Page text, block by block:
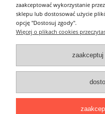
Łatwy dojazd z Sopotu,
ONELED, ul.
zaakceptować wykorzystanie
sklepu lub dostosować użycie
opcję "Dostosuj zgody".
Więcej o plikach cookies